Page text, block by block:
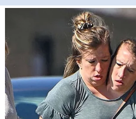
používají jako odvar
stavu pacienta při
Používají se k
krku při různých
stomatitidě nebo
jazyka.